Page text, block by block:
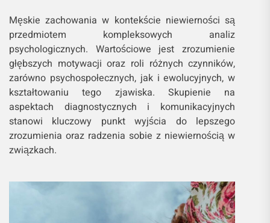
Męskie zachowania w kontekście niewierności są
przedmiotem kompleksowych analiz
psychologicznych. Wartościowe jest zrozumienie
głębszych motywacji oraz roli różnych czynników,
zarówno psychospołecznych, jak i ewolucyjnych, w
kształtowaniu tego zjawiska. Skupienie na
aspektach diagnostycznych i komunikacyjnych
stanowi kluczowy punkt wyjścia do lepszego
zrozumienia oraz radzenia sobie z niewiernością w
związkach.